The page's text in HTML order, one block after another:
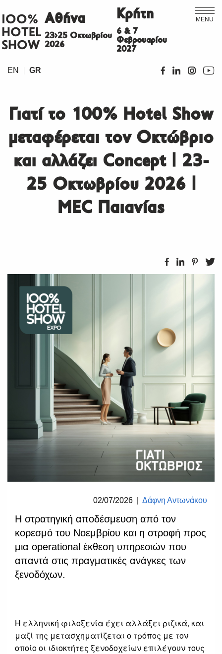
MENU
ΙΟΟ%
HOTEL
SHOW
Αθήνα
23>25 Οκτωβρίου
2026
Κρήτη
6 & 7
Φεβρουαρίου
2027
EN GR
Γιατί το 100% Hotel Show
μεταφέρεται τον Οκτώβριο
και αλλάζει Concept | 23-
25 Οκτωβρίου 2026 |
MEC Παιανίας
02/07/2026 Δάφνη Αντωνάκου
Η στρατηγική αποδέσμευση από τον
κορεσμό του Νοεμβρίου και η στροφή προς
μια operational έκθεση υπηρεσιών που
απαντά στις πραγματικές ανάγκες των
ξενοδόχων.
Η ελληνική φιλοξενία έχει αλλάξει ριζικά, και
μαζί της μετασχηματίζεται ο τρόπος με τον
οποίο οι ιδιοκτήτες ξενοδοχείων επιλέγουν τους